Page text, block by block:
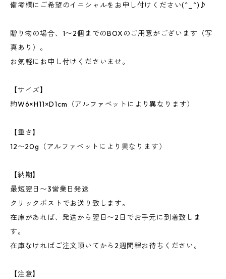
備考欄にご希望のイニシャルをお申し付けください(^_^)♪
贈り物の場合、1〜2個までのBOXのご用意がございます（写
真あり）。
お気軽にお申し付けくださいませ。
【サイズ】
約W6×H11×D1cm（アルファベットにより異なります）
【重さ】
12〜20g（アルファベットにより異なります）
【納期】
最短翌日〜3営業日発送
クリックポストでお送り致します。
在庫があれば、発送から翌日〜2日でお手元に到着致しま
す。
在庫なければご注文頂いてから2週間程お待ちください。
【注意】